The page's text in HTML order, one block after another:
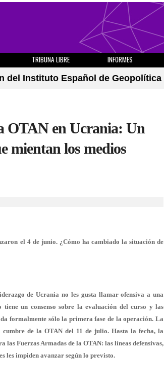
TRIBUNA LIBRE INFORMES
del Instituto Español de Geopolítica
OTAN en Ucrania: Un
mientan los medios
el 4 de junio. ¿Cómo ha cambiado la situación de
de Ucrania no les gusta llamar ofensiva a una
un consenso sobre la evaluación del curso y las
formalmente sólo la primera fase de la operación. La
de la OTAN del 11 de julio. Hasta la fecha, la
las Fuerzas Armadas de la OTAN: las líneas defensivas,
les impiden avanzar según lo previsto.